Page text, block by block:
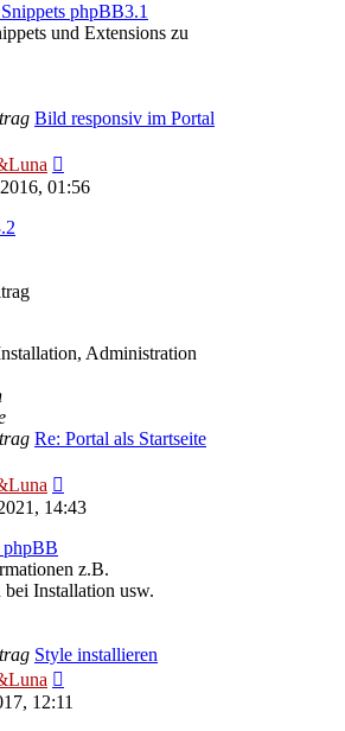
phpBB3.1
und Extensions zu
Bild responsiv im Portal
Beitrag
01:56
Administration
Re: Portal als Startseite
Beitrag
14:43
phpBB
z.B.
bei Installation usw.
Style installieren
Beitrag
12:11